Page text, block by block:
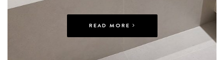
READ MORE